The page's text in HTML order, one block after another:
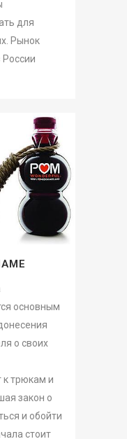
для
Рынок
России
основным
о своих
к трюкам и
закон о
и обойти
стоит